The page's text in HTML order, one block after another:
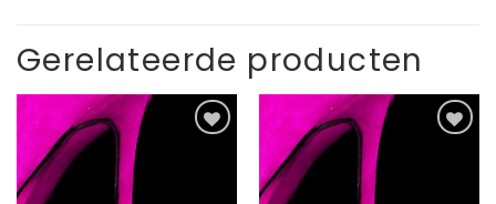
Gerelateerde producten